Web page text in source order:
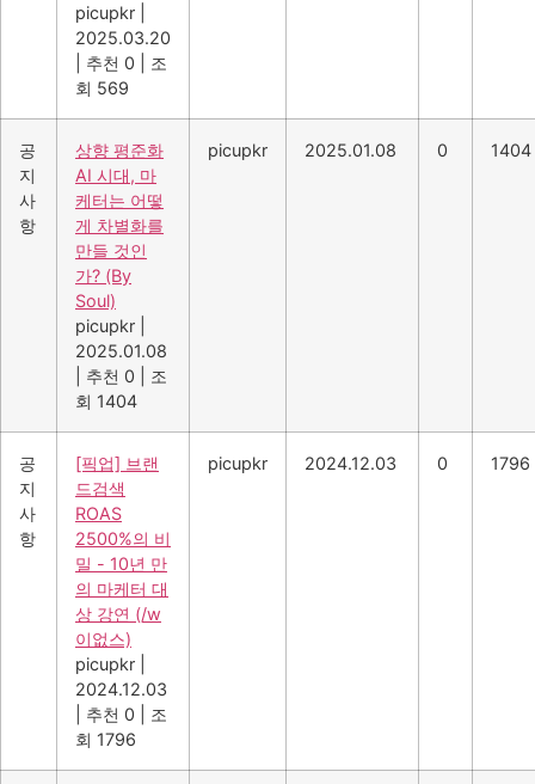
picupkr
2025.03.20
추천 0
조
회 569
공
지
사
항
상향 평준화
AI 시대, 마
케터는 어떻
게 차별화를
만들 것인
가? (By
Soul)
picupkr
2025.01.08
추천 0
조
회 1404
picupkr 2025.01.08 0 1404
공
지
사
항
[픽업] 브랜
드검색
ROAS
2500%의 비
밀 - 10년 만
의 마케터 대
상 강연 (/w
이없스)
picupkr
2024.12.03
추천 0
조
회 1796
picupkr 2024.12.03 0 1796